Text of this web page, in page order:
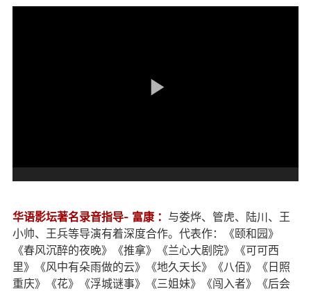
华语影坛著名录音指导- 富康 ： 与娄烨、管虎、陆川、王
小帅、王兵等导演有着深度合作。代表作：《颐和园》
《春风沉醉的夜晚》《推拿》《兰心大剧院》《可可西
里》《风中有朵雨做的云》《地久天长》《八佰》《日照
重庆》《花》《浮城谜事》《三姐妹》《闯入者》《后会